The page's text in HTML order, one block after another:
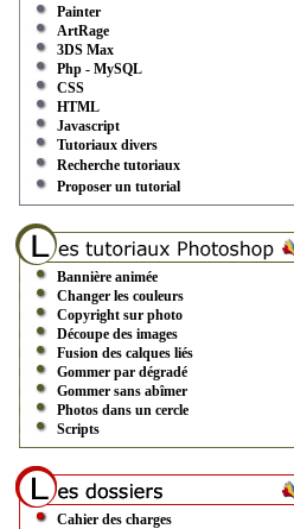
Painter
ArtRage
3DS Max
Php - MySQL
CSS
HTML
Javascript
Tutoriaux divers
Recherche tutoriaux
Proposer un tutorial
Bannière animée
Changer les couleurs
Copyright sur photo
Découpe des images
Fusion des calques liés
Gommer par dégradé
Gommer sans abîmer
Photos dans un cercle
Scripts
Cahier des charges